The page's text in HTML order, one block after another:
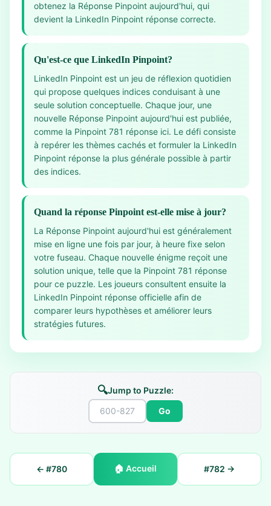
obtenez la Réponse Pinpoint aujourd'hui, qui
devient la LinkedIn Pinpoint réponse correcte.
Qu'est-ce que LinkedIn Pinpoint?
LinkedIn Pinpoint est un jeu de réflexion quotidien
qui propose quelques indices conduisant à une
seule solution conceptuelle. Chaque jour, une
nouvelle Réponse Pinpoint aujourd'hui est publiée,
comme la Pinpoint 781 réponse ici. Le défi consiste
à repérer les thèmes cachés et formuler la LinkedIn
Pinpoint réponse la plus générale possible à partir
des indices.
Quand la réponse Pinpoint est-elle mise à jour?
La Réponse Pinpoint aujourd'hui est généralement
mise en ligne une fois par jour, à heure fixe selon
votre fuseau. Chaque nouvelle énigme reçoit une
solution unique, telle que la Pinpoint 781 réponse
pour ce puzzle. Les joueurs consultent ensuite la
LinkedIn Pinpoint réponse officielle afin de
comparer leurs hypothèses et améliorer leurs
stratégies futures.
🔍Jump to Puzzle:
Go
← #780 🏠 Accueil #782 →